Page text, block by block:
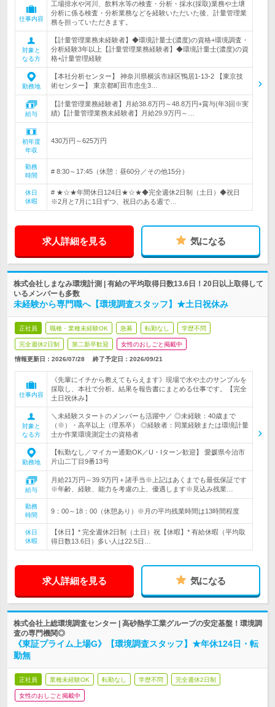
仕事内容
工場排水や河川、飲料水等の検査・分析・採水(採取)業務や土壌
分析に係る検査・分析業務などを経験いただいた後、計量管理業
務を担っていただきます。
対象と
なる方
【計量管理業務未経験者】◆環境計量士(濃度)の資格+環境調査・
分析経験3年以上【計量管理業務経験者】◆環境計量士(濃度)の資
格+計量管理経験
勤務地
【本社分析センター】 神奈川県横浜市緑区鴨居1-13-2 【東京技
術センター】 東京都町田市忠生3…
給与
【計量管理業務経験者】月給38.8万円～48.8万円+賞与(年3回※実
績)【計量管理業務未経験者】月給29.9万円～…
初年度
年収
430万円～625万円
勤務
時間
# 8:30～17:45（休憩：昼60分／その他15分）
休日
休暇
# ★☆★年間休日124日★☆★◆完全週休2日制（土日）◆祝日
※2月と7月に1日ずつ、祝日のある週で…
求人詳細を見る 気になる
株式会社しまなみ環境計測 | 有給の平均取得日数13.6日！20日以上取得して
いるメンバーも多数
未経験から専門職へ【環境調査スタッフ】★土日祝休み
正社員 職種・業種未経験OK 急募 転勤なし 学歴不問
完全週休2日制 第二新卒歓迎 女性のおしごと掲載中
情報更新日：2026/07/28 終了予定日： 2026/09/21
仕事内容
《先輩にイチから教えてもらえます》現場で水や土のサンプルを
採取し、本社で分析。結果を報告書にまとめる仕事です。【完全
土日祝休み】
対象と
なる方
＼未経験スタートのメンバーも活躍中／ ◎未経験：40歳まで
（※）・高卒以上（理系卒） ◎経験者：同業経験または環境計量
士か作業環境測定士の資格者
勤務地
【転勤なし／マイカー通勤OK／U・Iターン歓迎】 愛媛県今治市
片山二丁目9番13号
給与
月給21万円～39.9万円＋諸手当※上記はあくまでも最低保証です
※年齢、経験、能力を考慮の上、優遇します※見込み残業…
勤務
時間
9：00～18：00（休憩あり）※月の平均残業時間は13時間程度
休日
休暇
【休日】* 完全週休2日制（土日）祝【休暇】* 有給休暇（平均取
得日数13.6日）多い人は22.5日…
求人詳細を見る 気になる
株式会社上総環境調査センター | 高砂熱学工業グループの安定基盤！環境調
査の専門機関◎
《東証プライム上場G》【環境調査スタッフ】★年休124日・転
勤無
正社員 業種未経験OK 転勤なし 学歴不問 完全週休2日制
女性のおしごと掲載中